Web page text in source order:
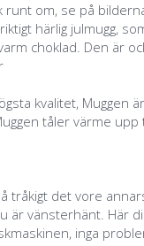
runt om, se på
härlig julmugg,
choklad. Den är
kvalitet, Muggen
tåler värme
tråkigt det vore
är vänsterhänt. Här
inga